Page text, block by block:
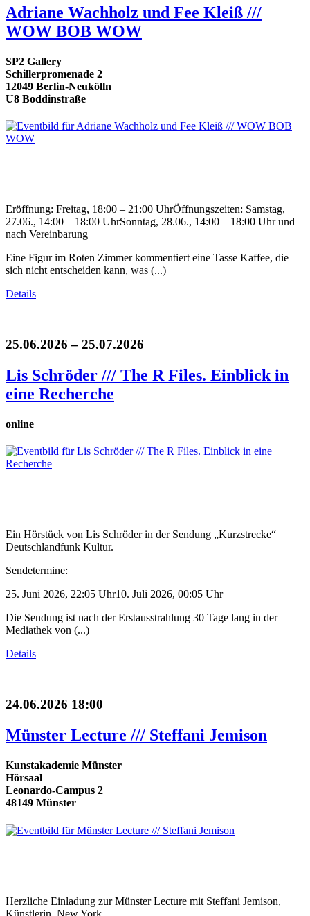
Adriane Wachholz und Fee Kleiß ///
WOW BOB WOW
SP2 Gallery
Schillerpromenade 2
12049 Berlin-Neukölln
U8 Boddinstraße
Eröffnung: Freitag, 18:00 – 21:00 UhrÖffnungszeiten: Samstag,
27.06., 14:00 – 18:00 UhrSonntag, 28.06., 14:00 – 18:00 Uhr und
nach Vereinbarung
Eine Figur im Roten Zimmer kommentiert eine Tasse Kaffee, die
sich nicht entscheiden kann, was (...)
Details
25.06.2026 – 25.07.2026
Lis Schröder /// The R Files. Einblick in
eine Recherche
online
Ein Hörstück von Lis Schröder in der Sendung „Kurzstrecke“
Deutschlandfunk Kultur.
Sendetermine:
25. Juni 2026, 22:05 Uhr10. Juli 2026, 00:05 Uhr
Die Sendung ist nach der Erstausstrahlung 30 Tage lang in der
Mediathek von (...)
Details
24.06.2026 18:00
Münster Lecture /// Steffani Jemison
Kunstakademie Münster
Hörsaal
Leonardo-Campus 2
48149 Münster
Herzliche Einladung zur Münster Lecture mit Steffani Jemison,
Künstlerin, New York.